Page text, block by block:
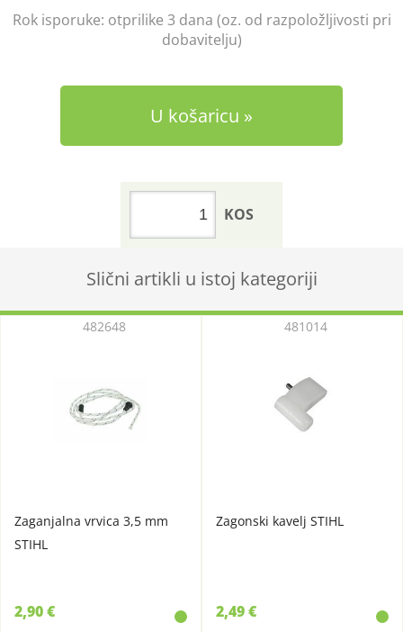
Rok isporuke: otprilike 3 dana (oz. od razpoložljivosti pri
dobavitelju)
U košaricu
KOS
Slični artikli u istoj kategoriji
Zaganjalna vrvica 3,5 mm
STIHL
482648
2,90 €
Zagonski kavelj STIHL
481014
2,49 €